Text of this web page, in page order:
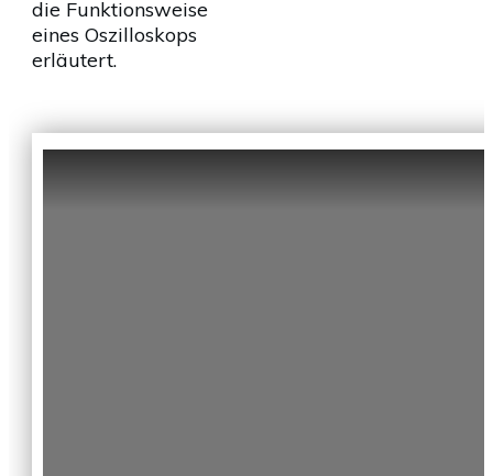
die Funktionsweise
eines Oszilloskops
erläutert.